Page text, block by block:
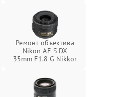
Ремонт объектива
Nikon AF-S DX
35mm F1.8 G Nikkor